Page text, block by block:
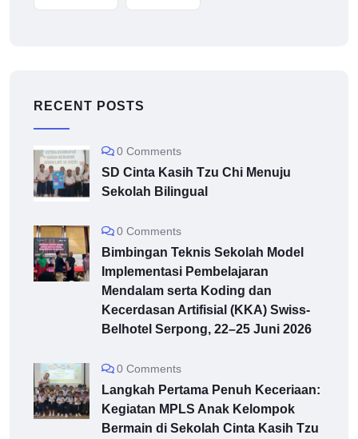
RECENT POSTS
0 Comments
SD Cinta Kasih Tzu Chi Menuju
Sekolah Bilingual
0 Comments
Bimbingan Teknis Sekolah Model
Implementasi Pembelajaran
Mendalam serta Koding dan
Kecerdasan Artifisial (KKA) Swiss-
Belhotel Serpong, 22–25 Juni 2026
0 Comments
Langkah Pertama Penuh Keceriaan:
Kegiatan MPLS Anak Kelompok
Bermain di Sekolah Cinta Kasih Tzu